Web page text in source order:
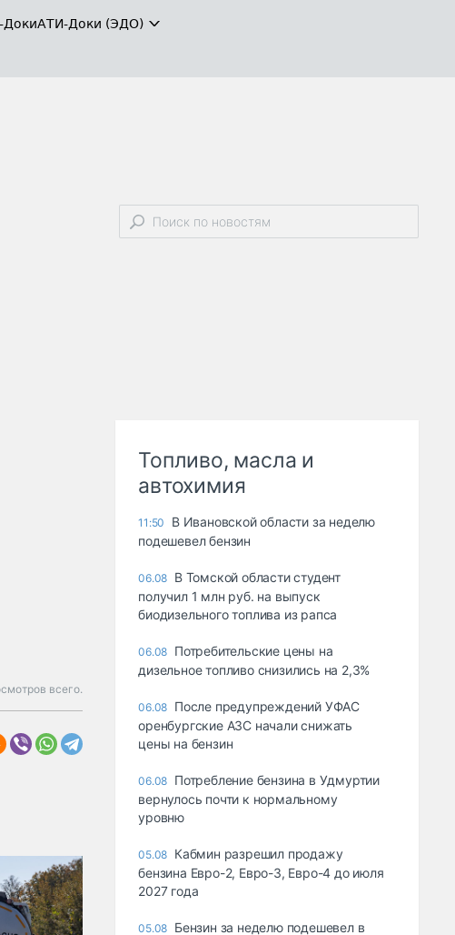
ДокиАТИ-Доки (ЭДО)
всего.
Топливо, масла и
автохимия
11:50
В Ивановской области за неделю
подешевел бензин
06.08 В Томской области студент
получил 1 млн руб. на выпуск
биодизельного топлива из рапса
06.08 Потребительские цены на
дизельное топливо снизились на 2,3%
06.08 После предупреждений УФАС
оренбургские АЗС начали снижать
цены на бензин
06.08 Потребление бензина в Удмуртии
вернулось почти к нормальному
уровню
05.08 Кабмин разрешил продажу
бензина Евро-2, Евро-3, Евро-4 до июля
2027 года
05.08 Бензин за неделю подешевел в